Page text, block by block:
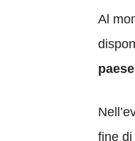
Al
paese
fine